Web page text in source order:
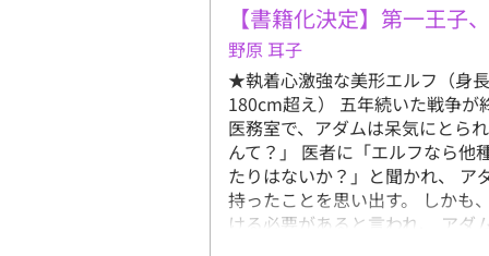
【書籍化決定】第一王子
野原 耳子
★執着心激強な美形エルフ（身
180cm超え） 五年続いた戦争が
医務室で、アダムは呆気にとら
んて？」 医者に「エルフなら他
たりはないか？」と聞かれ、 ア
持ったことを思い出す。 しかも
ける必要があると言われ、 アダ